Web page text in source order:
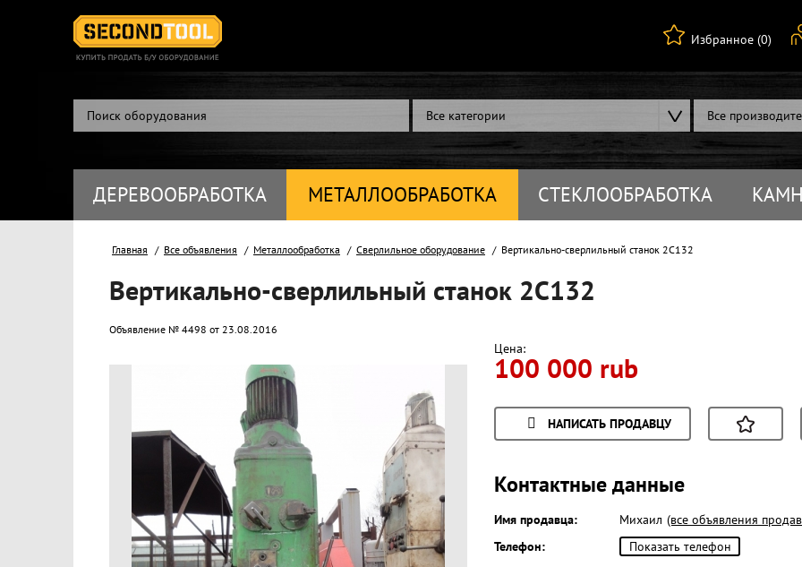
Избранное (0)
Все категории Все
ДЕРЕВООБРАБОТКА МЕТАЛЛООБРАБОТКА СТЕКЛООБРАБОТКА
Главная Все объявления Металлообработка Сверлильное оборудование Вертикально-сверлильный станок 2С132
Вертикально-сверлильный станок 2С132
Объявление № 4498 от 23.08.2016
Цена:
100 000 rub
НАПИСАТЬ ПРОДАВЦУ
Контактные данные
Имя продавца: Михаил (все объявления
Телефон:
Показать телефон